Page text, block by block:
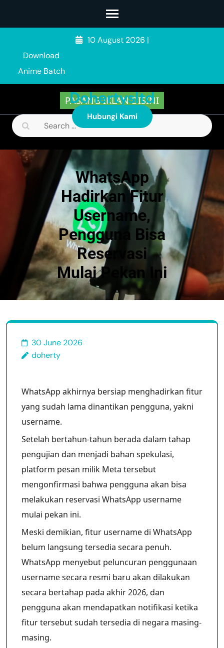
Enter)
10 August 2026 |
Download
Anime Batch
Dohertysltd
PASANG IKLAN DISINI
Hubungi Kami
Search
for:
WhatsApp
Hadirkan Fitur
Username,
Pengguna Bisa
Reservasi
Mulai Pekan Ini
30 June 2026
doherty
WhatsApp akhirnya bersiap menghadirkan fitur
yang sudah lama dinantikan pengguna, yakni
username.
Setelah bertahun-tahun berada dalam tahap
pengujian dan menjadi bahan spekulasi,
platform pesan milik Meta tersebut
mengonfirmasi bahwa pengguna akan bisa
melakukan reservasi WhatsApp username
mulai pekan ini.
Meski demikian, fitur username di WhatsApp
belum langsung tersedia secara penuh.
WhatsApp menyebut peluncuran penggunaan
username secara resmi baru akan dilakukan
secara bertahap pada akhir 2026, dan
pengguna akan mendapatkan notifikasi ketika
fitur tersebut sudah tersedia di negara masing-
masing.